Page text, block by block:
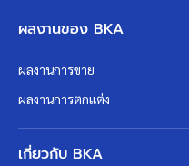
ผลงานของ BKA
ผลงานการขาย
ผลงานการตกแต่ง
เกี่ยวกับ BKA